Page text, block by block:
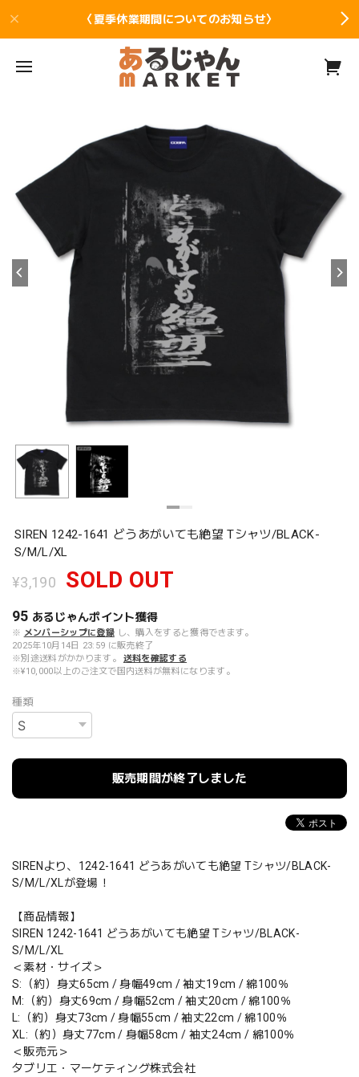
〈夏季休業期間についてのお知らせ〉
SIREN 1242-1641 どうあがいても絶望 Tシャツ/BLACK-
S/M/L/XL
¥3,190 SOLD OUT
95 あるじゃんポイント獲得
※ メンバーシップに登録 し、購入をすると獲得できます。
2025年10月14日 23:59 に販売終了
※別途送料がかかります。
送料を確認する
※¥10,000以上のご注文で国内送料が無料になります。
種類
販売期間が終了しました
SIRENより、1242-1641 どうあがいても絶望 Tシャツ/BLACK-
S/M/L/XLが登場！
【商品情報】
SIREN 1242-1641 どうあがいても絶望 Tシャツ/BLACK-
S/M/L/XL
＜素材・サイズ＞
S:（約）身丈65cm / 身幅49cm / 袖丈19cm / 綿100％
M:（約）身丈69cm / 身幅52cm / 袖丈20cm / 綿100％
L:（約）身丈73cm / 身幅55cm / 袖丈22cm / 綿100％
XL:（約）身丈77cm / 身幅58cm / 袖丈24cm / 綿100％
＜販売元＞
タブリエ・マーケティング株式会社